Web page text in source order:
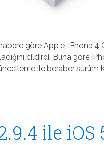
göre Apple, iPhone 4
bildirdi. Buna göre
ile beraber sürüm
ile iOS